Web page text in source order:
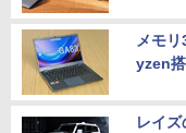
メモ
yzen
レイ